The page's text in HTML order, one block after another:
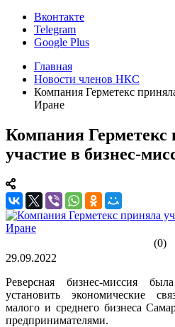
Вконтакте
Telegram
Google Plus
Главная
Новости членов НКС
Компания Герметекс
Иране
Компания Герметекс
участие в бизнес-
(0)
29.09.2022
Реверсная бизнес-миссия
установить экономические
малого и среднего бизнеса
предпринимателями.